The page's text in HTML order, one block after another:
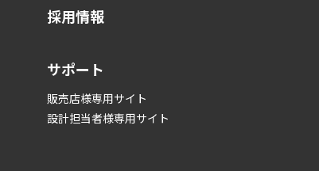
採用情報
サポート
販売店様専用サイト
設計担当者様専用サイト